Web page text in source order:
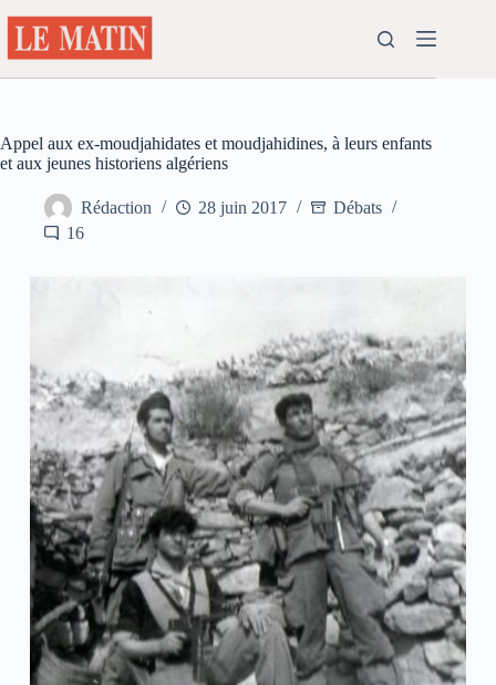
au
contenu
Appel aux ex-moudjahidates et moudjahidines, à leurs enfants
et aux jeunes historiens algériens
Rédaction 28 juin 2017
Débats
16